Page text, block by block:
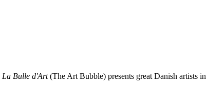
La Bulle d'Art(The Art Bubble) presents great Danish artists